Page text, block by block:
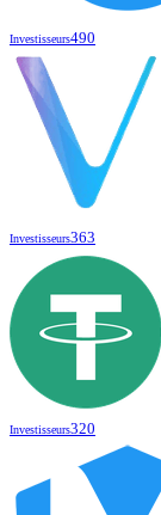
Investisseurs490
Investisseurs363
Investisseurs320